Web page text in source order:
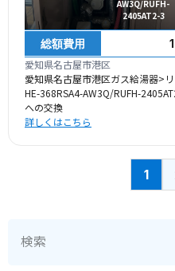
AW3Q/RUFH-
2405AT2-3
総額費用
愛知県名古屋市港区
愛知県名古屋市港区ガス給湯器>
HE-368RSA4-AW3Q/RUFH-
への交換
詳しくはこちら
1